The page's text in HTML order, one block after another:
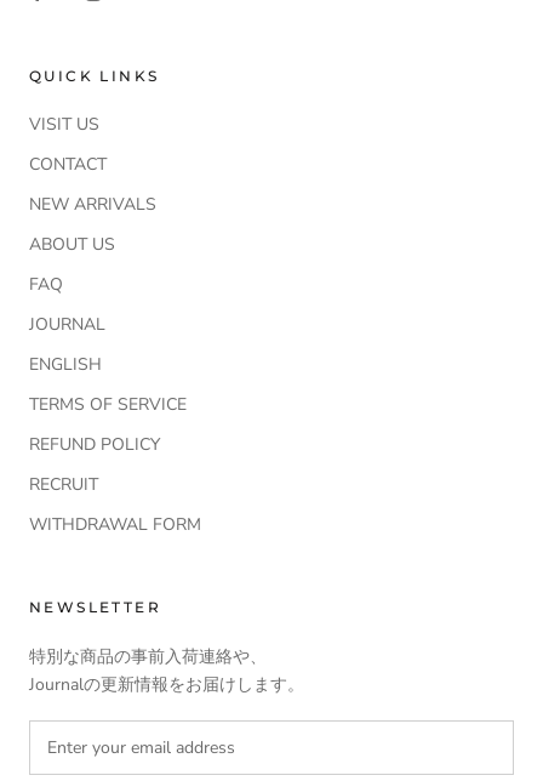
QUICK LINKS
VISIT US
CONTACT
NEW ARRIVALS
ABOUT US
FAQ
JOURNAL
ENGLISH
TERMS OF SERVICE
REFUND POLICY
RECRUIT
WITHDRAWAL FORM
NEWSLETTER
特別な商品の事前入荷連絡や、
Journalの更新情報をお届けします。